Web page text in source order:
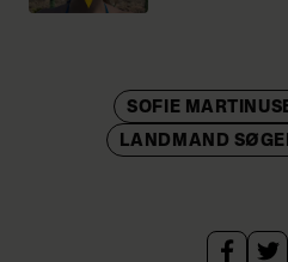
SOFIE
LANDMAND